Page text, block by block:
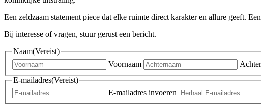
Een zeldzaam statement piece dat elke ruimte direct karakter en allure geeft.
Bij interesse of vragen, stuur gerust een bericht.
Naam(Vereist)
Voornaam
E-mailadres(Vereist)
E-mailadres invoeren